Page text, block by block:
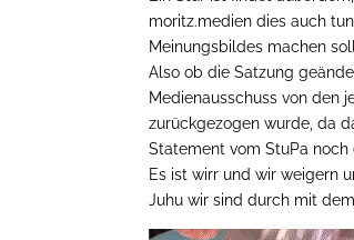
moritz.medien dies auch
Meinungsbildes machen
Also ob die Satzung
Medienausschuss von den
zurückgezogen wurde, da
Statement vom StuPa
Es ist wirr und wir weigern
Juhu wir sind durch mit